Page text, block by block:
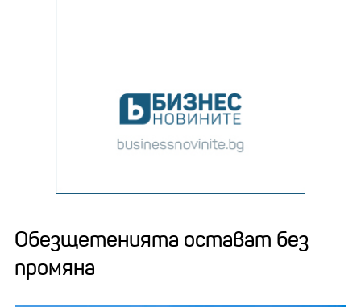
Обезщетенията остават без
промяна